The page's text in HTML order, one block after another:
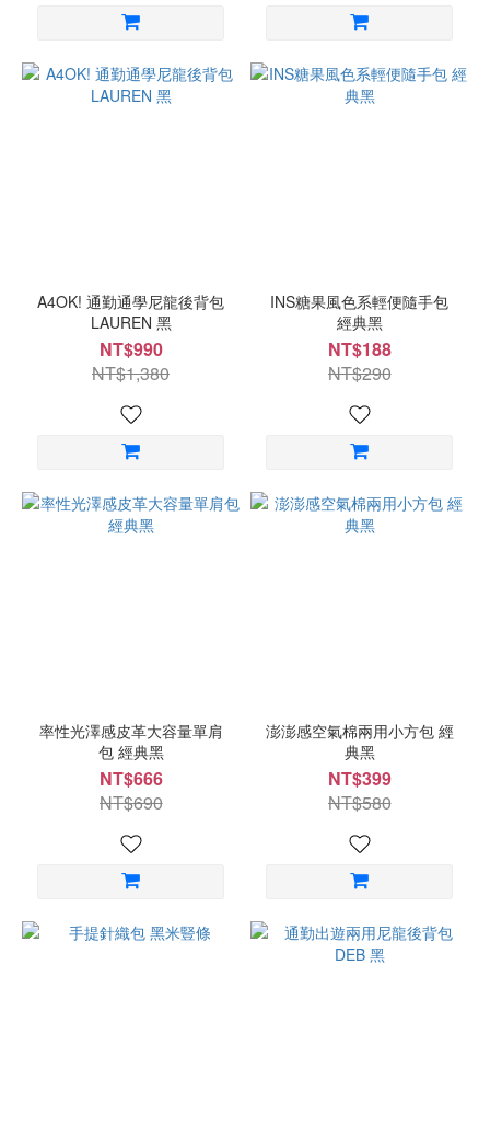
A4OK! 通勤通學尼龍後背包
LAUREN 黑
NT$990
NT$1,380
INS糖果風色系輕便隨手包
經典黑
NT$188
NT$290
率性光澤感皮革大容量單肩
包 經典黑
NT$666
NT$690
澎澎感空氣棉兩用小方包 經
典黑
NT$399
NT$580